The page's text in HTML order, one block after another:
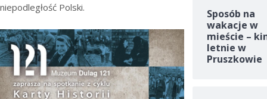
niepodległość Polski.
Sposób na
wakacje w
mieście –
letnie w
Pruszkowie